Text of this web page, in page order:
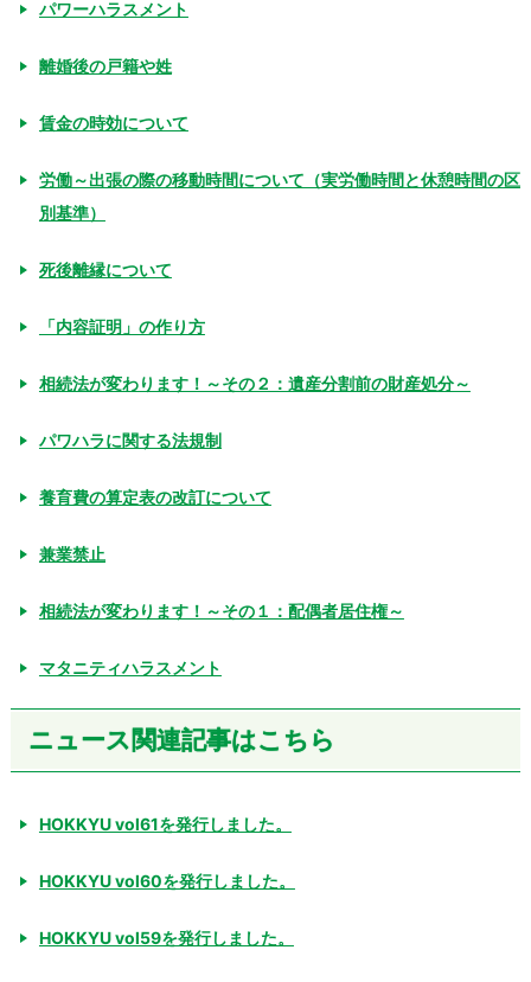
パワーハラスメント
離婚後の戸籍や姓
賃金の時効について
労働～出張の際の移動時間について（実労働時間と休憩時間の区
別基準）
死後離縁について
「内容証明」の作り方
相続法が変わります！～その２：遺産分割前の財産処分～
パワハラに関する法規制
養育費の算定表の改訂について
兼業禁止
相続法が変わります！～その１：配偶者居住権～
マタニティハラスメント
ニュース関連記事はこちら
HOKKYU vol61を発行しました。
HOKKYU vol60を発行しました。
HOKKYU vol59を発行しました。